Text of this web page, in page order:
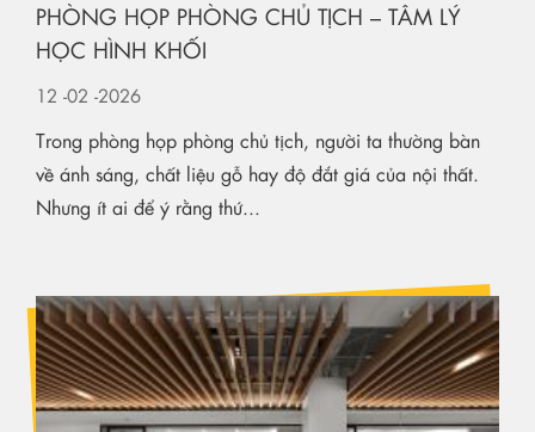
PHÒNG HỌP PHÒNG CHỦ TỊCH – TÂM LÝ
HỌC HÌNH KHỐI
12 -02 -2026
Trong phòng họp phòng chủ tịch, người ta thường bàn
về ánh sáng, chất liệu gỗ hay độ đắt giá của nội thất.
Nhưng ít ai để ý rằng thứ...